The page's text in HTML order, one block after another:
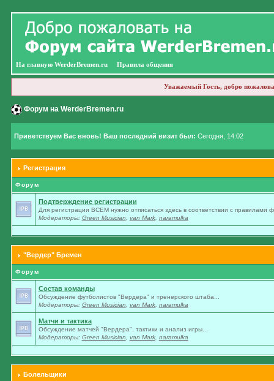
На главную WerderBremen.ru Правила общения
Уважаемый Гость, добро
Форум на WerderBremen.ru
Приветствуем Вас вновь! Ваш последний визит был: Сегодня, 14:02
Регистрация
Форум
Подтверждение регистрации
Для регистрации ВСЕМ нужно отписаться здесь в соответствии с правилами
Модераторы: Green Musician van Mark, naramulka
"Вердер" Бремен
Форум
Состав команды
Обсуждение футболистов "Вердера" и тренерского штаба...
Модераторы: Green Musician van Mark, naramulka
Матчи и тактика
Обсуждение матчей "Вердера", тактики и анализ игры...
Модераторы: Green Musician van Mark, naramulka
Болельщики